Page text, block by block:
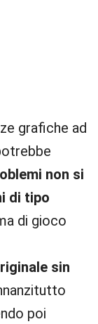
grafiche ad
non si
di tipo
di gioco
sin
poi